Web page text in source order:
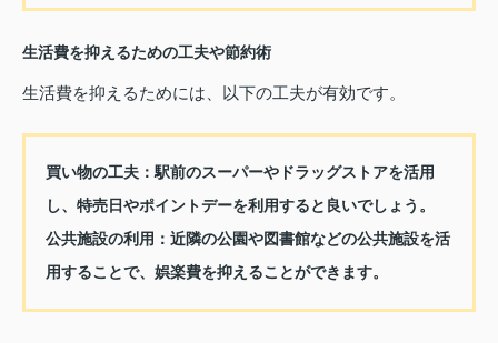
生活費を抑えるための工夫や節約術
生活費を抑えるためには、以下の工夫が有効です。
買い物の工夫：駅前のスーパーやドラッグストアを活用
し、特売日やポイントデーを利用すると良いでしょう。
公共施設の利用 ：近隣の公園や図書館などの公共施設を活
用することで、娯楽費を抑えることができます。